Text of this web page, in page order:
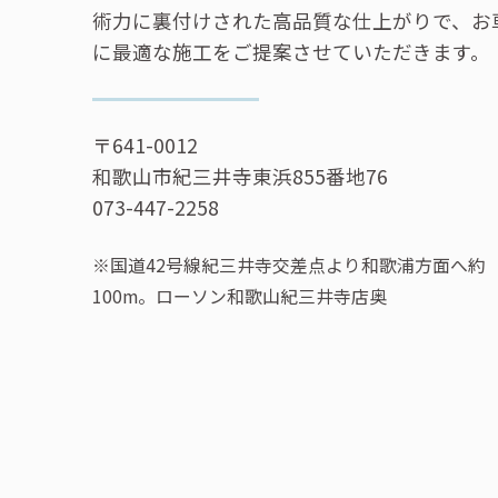
術力に裏付けされた高品質な仕上がりで、お
に最適な施工をご提案させていただきます。
〒641-0012
和歌山市紀三井寺東浜855番地76
073-447-2258
※国道42号線紀三井寺交差点より和歌浦方面へ約
100m。ローソン和歌山紀三井寺店奥